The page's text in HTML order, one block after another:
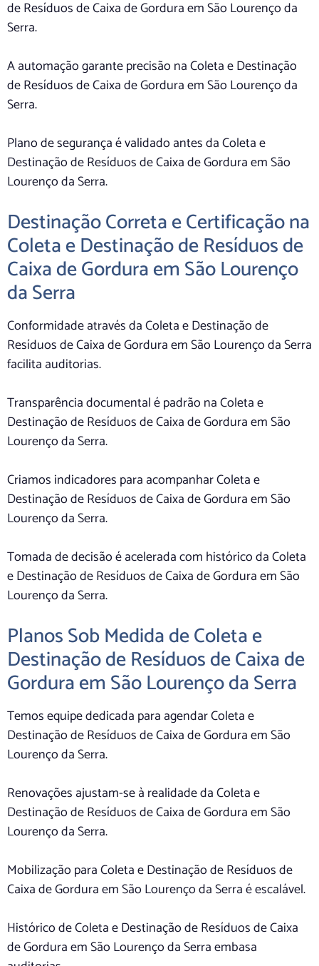
de Resíduos de Caixa de Gordura em São Lourenço da
Serra.
A automação garante precisão na Coleta e Destinação
de Resíduos de Caixa de Gordura em São Lourenço da
Serra.
Plano de segurança é validado antes da Coleta e
Destinação de Resíduos de Caixa de Gordura em São
Lourenço da Serra.
Destinação Correta e Certificação na
Coleta e Destinação de Resíduos de
Caixa de Gordura em São Lourenço
da Serra
Conformidade através da Coleta e Destinação de
Resíduos de Caixa de Gordura em São Lourenço da Serra
facilita auditorias.
Transparência documental é padrão na Coleta e
Destinação de Resíduos de Caixa de Gordura em São
Lourenço da Serra.
Criamos indicadores para acompanhar Coleta e
Destinação de Resíduos de Caixa de Gordura em São
Lourenço da Serra.
Tomada de decisão é acelerada com histórico da Coleta
e Destinação de Resíduos de Caixa de Gordura em São
Lourenço da Serra.
Planos Sob Medida de Coleta e
Destinação de Resíduos de Caixa de
Gordura em São Lourenço da Serra
Temos equipe dedicada para agendar Coleta e
Destinação de Resíduos de Caixa de Gordura em São
Lourenço da Serra.
Renovações ajustam-se à realidade da Coleta e
Destinação de Resíduos de Caixa de Gordura em São
Lourenço da Serra.
Mobilização para Coleta e Destinação de Resíduos de
Caixa de Gordura em São Lourenço da Serra é escalável.
Histórico de Coleta e Destinação de Resíduos de Caixa
de Gordura em São Lourenço da Serra embasa